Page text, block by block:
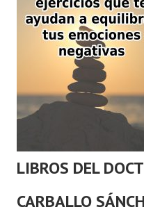
LIBROS DEL
CARBALLO